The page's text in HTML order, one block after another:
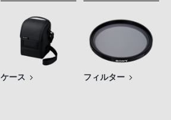
ケース フィルター